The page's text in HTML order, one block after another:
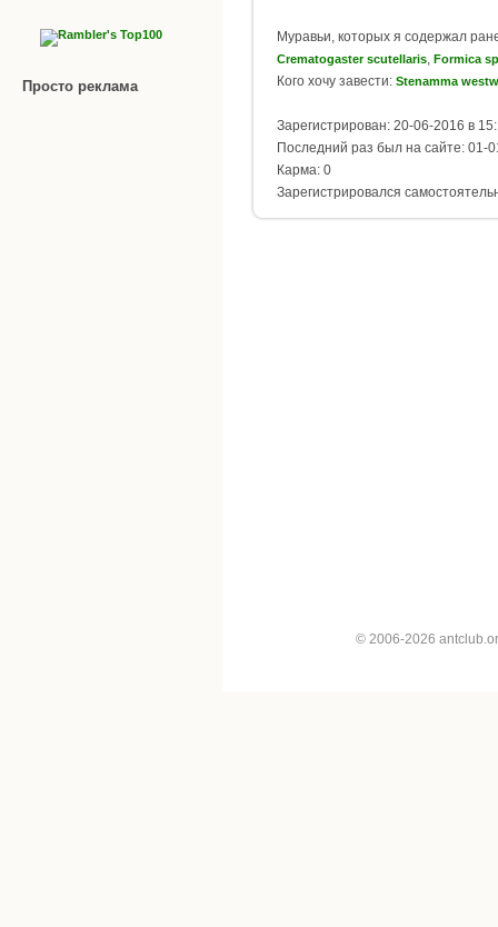
Просто реклама
Муравьи, которых я содержал
Crematogaster scutellaris Formica
Кого хочу завести: Stenamma
Зарегистрирован: 20-06-2016 в
Последний раз был на сайте: 01-
Карма: 0
Зарегистрировался
© 2006-2026